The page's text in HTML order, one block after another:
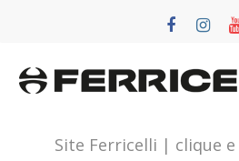
conteúdo
Site Ferricelli | clique